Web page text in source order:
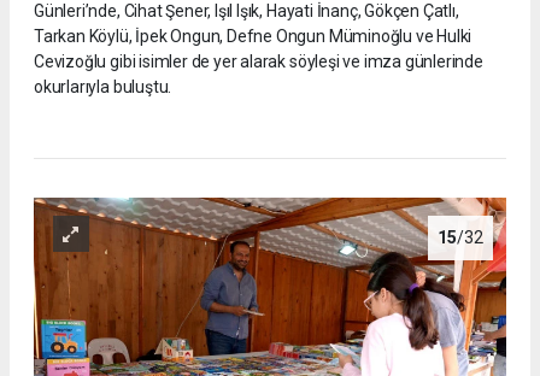
Günleri’nde, Cihat Şener, Işıl Işık, Hayati İnanç, Gökçen Çatlı,
Tarkan Köylü, İpek Ongun, Defne Ongun Müminoğlu ve Hulki
Cevizoğlu gibi isimler de yer alarak söyleşi ve imza günlerinde
okurlarıyla buluştu.
15/32